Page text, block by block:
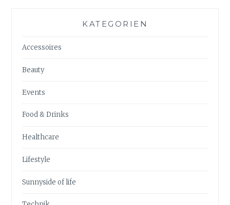
KATEGORIEN
Accessoires
Beauty
Events
Food & Drinks
Healthcare
Lifestyle
Sunnyside of life